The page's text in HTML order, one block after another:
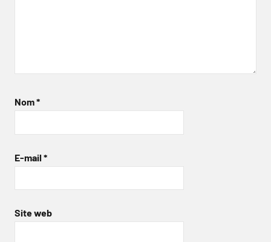
Nom*
E-mail *
Site web